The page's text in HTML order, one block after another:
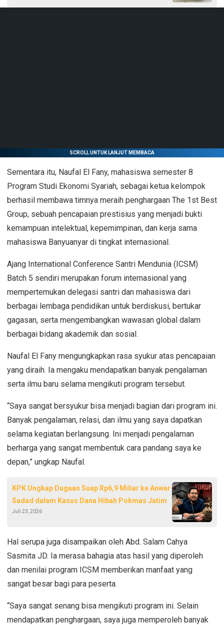
SCROLL UNTUK LANJUT MEMBACA
Sementara itu, Naufal El Fany, mahasiswa semester 8
Program Studi Ekonomi Syariah, sebagai ketua kelompok
berhasil membawa timnya meraih penghargaan The 1st Best
Group, sebuah pencapaian prestisius yang menjadi bukti
kemampuan intelektual, kepemimpinan, dan kerja sama
mahasiswa Banyuanyar di tingkat internasional.
Ajang International Conference Santri Mendunia (ICSM)
Batch 5 sendiri merupakan forum internasional yang
mempertemukan delegasi santri dan mahasiswa dari
berbagai lembaga pendidikan untuk berdiskusi, bertukar
gagasan, serta mengembangkan wawasan global dalam
berbagai bidang akademik dan sosial.
Naufal El Fany mengungkapkan rasa syukur atas pencapaian
yang diraih. Ia mengaku mendapatkan banyak pengalaman
serta ilmu baru selama mengikuti program tersebut.
“Saya sangat bersyukur bisa menjadi bagian dari program ini.
Banyak pengalaman, relasi, dan ilmu yang saya dapatkan
selama kegiatan berlangsung. Ini menjadi pengalaman
berharga yang sangat membentuk cara pandang saya ke
depan,” ungkap Naufal.
KPK Ungkap Dugaan Suap Rp6,9 Miliar ke Anwar
Sadad dalam Kasus Dana Hibah Pokmas Jatim
Juli 23, 2026
Hal serupa juga disampaikan oleh Abd. Salam Cahya
Sasmita JD. Ia merasa bahagia atas hasil yang diperoleh
dan menilai program ICSM memberikan manfaat yang
sangat besar bagi para peserta.
“Saya sangat senang bisa mengikuti program ini. Selain
mendapatkan penghargaan, saya juga memperoleh banyak